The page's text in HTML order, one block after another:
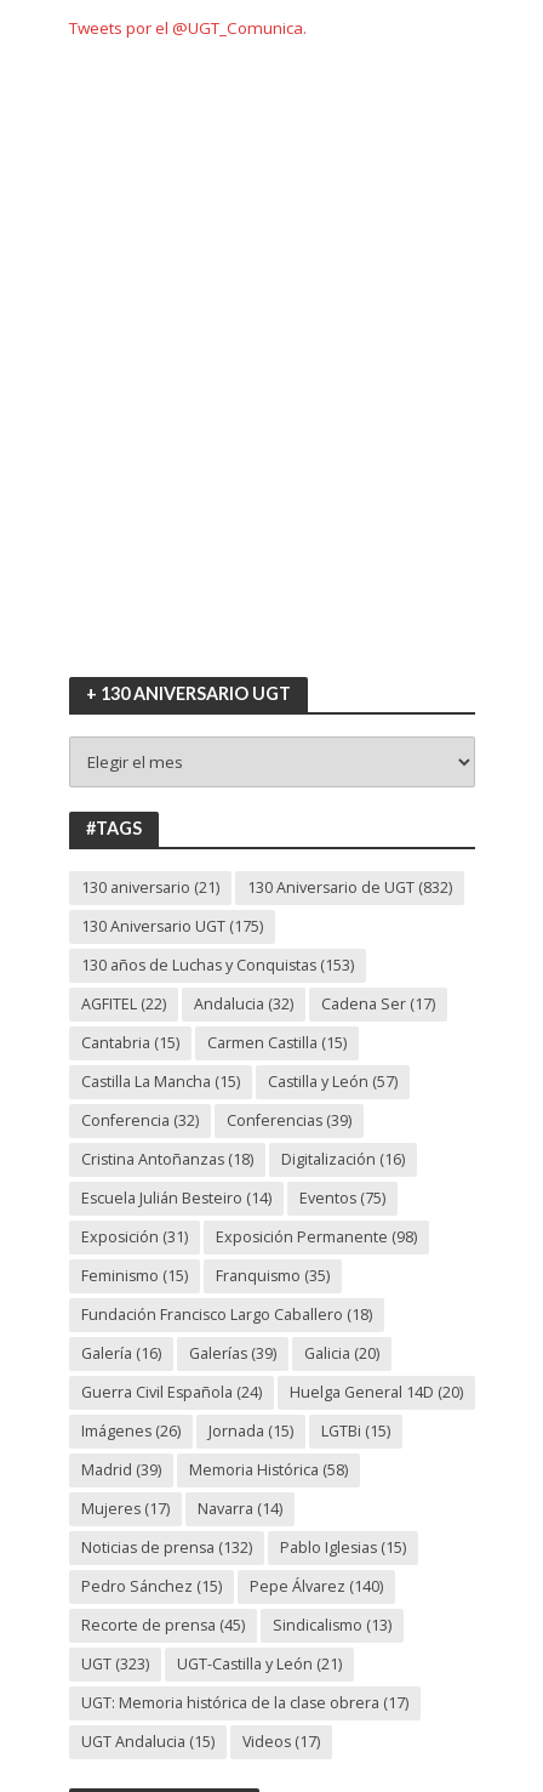
Tweets por el @UGT_Comunica.
+ 130 ANIVERSARIO UGT
130
ANIVERSARIO
UGT
#TAGS
130 aniversario (21) 130 Aniversario de UGT(832)
130 Aniversario UGT(175)
130 años de Luchas y Conquistas(153)
AGFITEL(22) Andalucia (32) Cadena Ser(17)
Cantabria (15) Carmen Castilla (15)
Castilla La Mancha (15) Castilla y León (57)
Conferencia (32) Conferencias(39)
Cristina Antoñanzas(18) Digitalización (16)
Escuela Julián Besteiro (14) Eventos(75)
Exposición (31) Exposición Permanente (98)
Feminismo (15) Franquismo (35)
Fundación Francisco Largo Caballero (18)
Galería (16) Galerías(39) Galicia (20)
Guerra Civil Española (24) Huelga General 14D (20)
Imágenes(26) Jornada (15) LGTBi (15)
Madrid (39) Memoria Histórica (58)
Mujeres(17) Navarra (14)
Noticias de prensa (132) Pablo Iglesias(15)
Pedro Sánchez (15) Pepe Álvarez (140)
Recorte de prensa (45) Sindicalismo (13)
UGT(323) UGT-Castilla y León (21)
UGT: Memoria histórica de la clase obrera (17)
UGT Andalucia (15) Videos(17)